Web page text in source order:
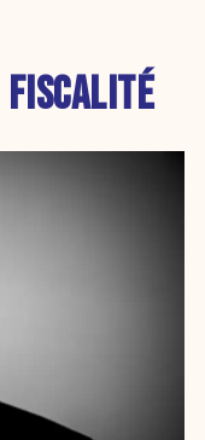
FISCALITÉ